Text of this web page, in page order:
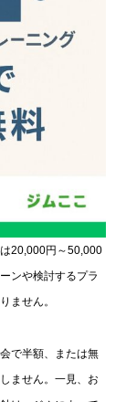
20,000円～50,000
ンや検討するプラ
ません。
で半額、または無
ません。一見、お